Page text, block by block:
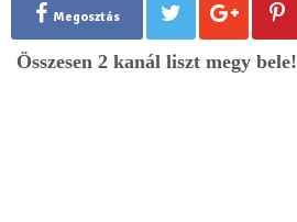
Megosztás
Összesen 2 kanál liszt megy bele!